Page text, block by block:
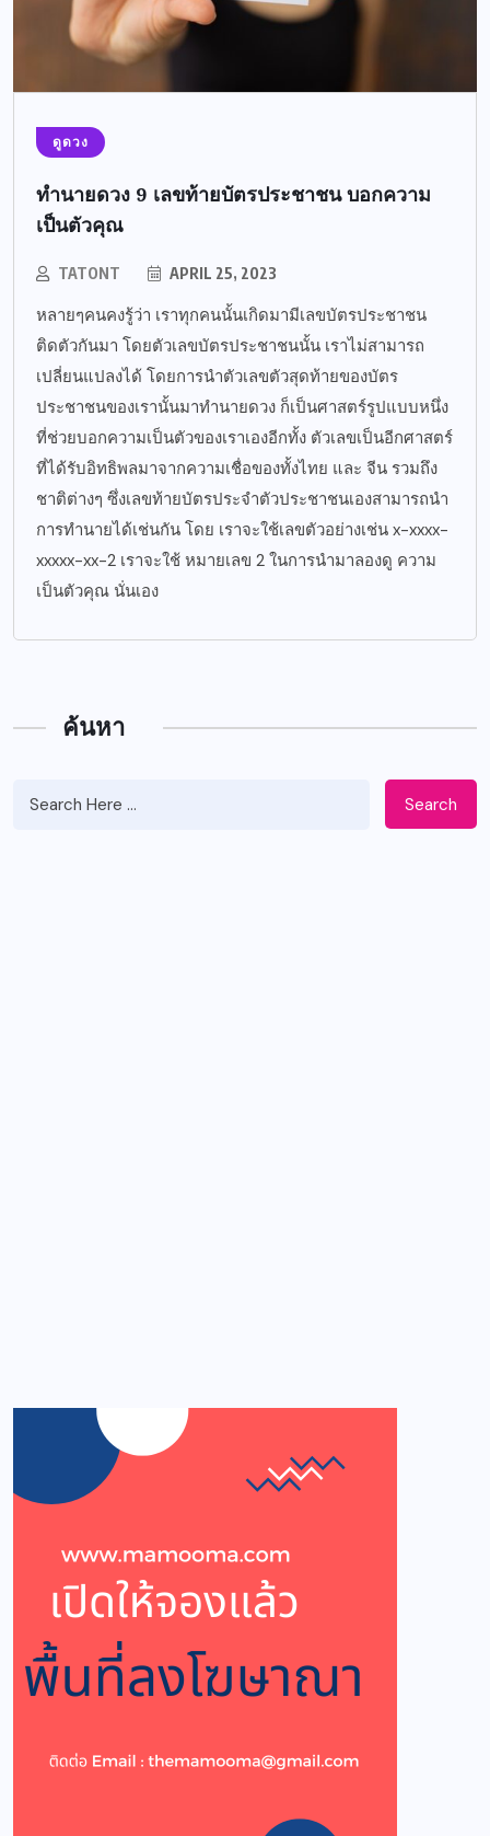
ดูดวง
ทำนายดวง 9 เลขท้ายบัตรประชาชน บอกความ
เป็นตัวคุณ
TATONT APRIL 25, 2023
หลายๆคนคงรู้ว่า เราทุกคนนั้นเกิดมามีเลขบัตรประชาชน
ติดตัวกันมา โดยตัวเลขบัตรประชาชนนั้น เราไม่สามารถ
เปลี่ยนแปลงได้ โดยการนำตัวเลขตัวสุดท้ายของบัตร
ประชาชนของเรานั้นมาทำนายดวง ก็เป็นศาสตร์รูปแบบหนึ่ง
ที่ช่วยบอกความเป็นตัวของเราเองอีกทั้ง ตัวเลขเป็นอีกศาสตร์
ที่ได้รับอิทธิพลมาจากความเชื่อของทั้งไทย และ จีน รวมถึง
ชาติต่างๆ ซึ่งเลขท้ายบัตรประจำตัวประชาชนเองสามารถนำ
การทำนายได้เช่นกัน โดย เราจะใช้เลขตัวอย่างเช่น x-xxxx-
xxxxx-xx-2 เราจะใช้ หมายเลข 2 ในการนำมาลองดู ความ
เป็นตัวคุณ นั่นเอง
ค้นหา
Search